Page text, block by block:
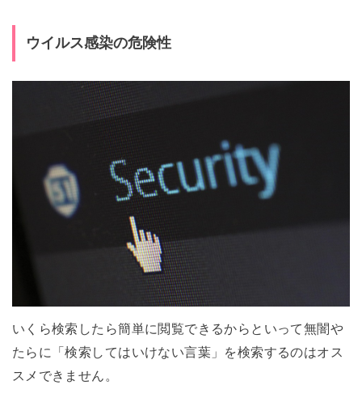
ウイルス感染の危険性
いくら検索したら簡単に閲覧できるからといって無闇や
たらに「検索してはいけない言葉」を検索するのはオス
スメできません。